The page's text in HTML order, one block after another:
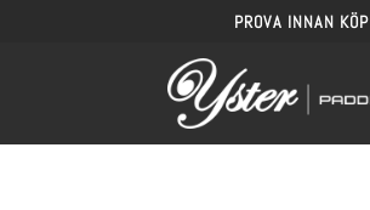
PROVA INNAN KÖP